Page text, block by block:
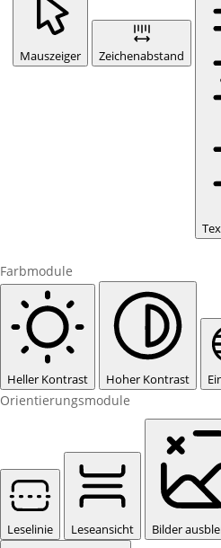
Mauszeiger Zeichenabstand
Farbmodule
Heller Kontrast Hoher Kontrast
Orientierungsmodule
Leselinie Leseansicht Bilder